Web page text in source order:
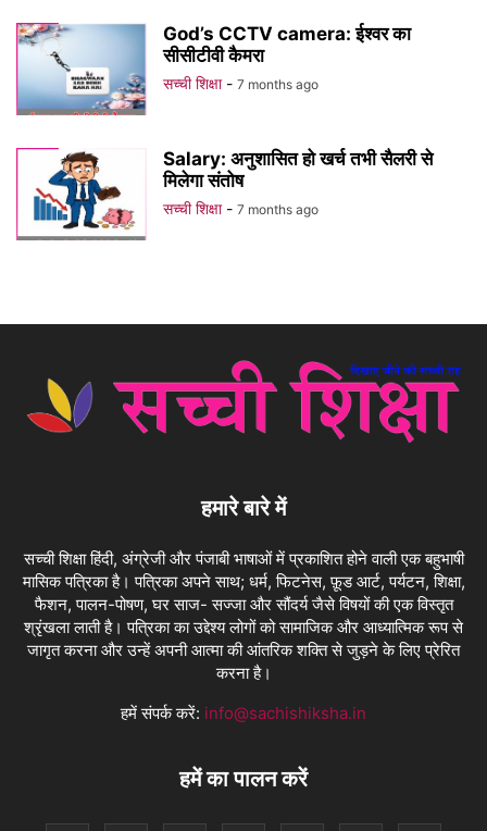
God’s CCTV camera: ईश्वर का
सीसीटीवी कैमरा
सच्ची शिक्षा - 7 months ago
Salary: अनुशासित हो खर्च तभी सैलरी से
मिलेगा संतोष
सच्ची शिक्षा - 7 months ago
हमारे बारे में
सच्ची शिक्षा हिंदी, अंग्रेजी और पंजाबी भाषाओं में प्रकाशित होने वाली एक बहुभाषी
मासिक पत्रिका है। पत्रिका अपने साथ; धर्म, फिटनेस, फ़ूड आर्ट, पर्यटन, शिक्षा,
फैशन, पालन-पोषण, घर साज- सज्जा और सौंदर्य जैसे विषयों की एक विस्तृत
श्रृंखला लाती है। पत्रिका का उद्देश्य लोगों को सामाजिक और आध्यात्मिक रूप से
जागृत करना और उन्हें अपनी आत्मा की आंतरिक शक्ति से जुड़ने के लिए प्रेरित
करना है।
हमें संपर्क करें: info@sachishiksha.in
हमें का पालन करें